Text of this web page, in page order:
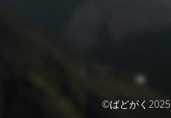
©ばどがく2025